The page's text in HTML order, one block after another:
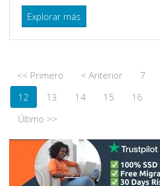
Explorar más
<< Primero < Anterior 7
12
13 14 15 16
Último >>